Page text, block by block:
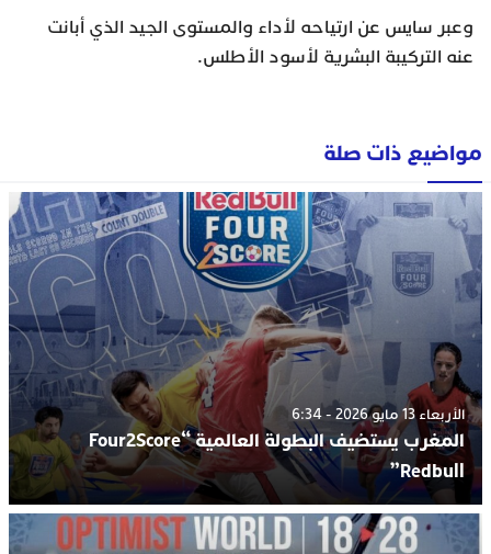
وعبر سايس عن ارتياحه لأداء والمستوى الجيد الذي أبانت
عنه التركيبة البشرية لأسود الأطلس.
مواضيع ذات صلة
الأربعاء 13 مايو 2026 - 6:34
المغرب يستضيف البطولة العالمية “Four2Score
Redbull”